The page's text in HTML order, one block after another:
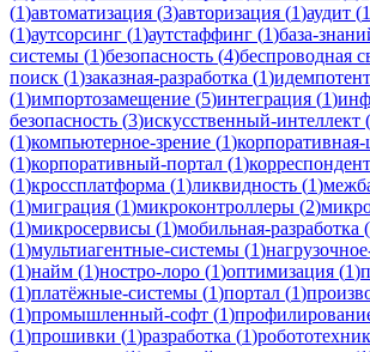
(1)автоматизация (3)авторизация (1)аудит (1
(1)аутсорсинг (1)аутстаффинг (1)база-
системы (1)безопасность (4)беспроводная
поиск (1)заказная-разработка (1)
(1)импортозамещение (5)интеграция (1)
безопасность (3)искусственный-интеллект (
(1)компьютерное-зрение (1)
(1)корпоративный-портал (1)
(1)кроссплатформа (1)ликвидность (1)
(1)миграция (1)микроконтроллеры (2)
(1)микросервисы (1)мобильная-разработка (
(1)мультиагентные-системы (1)
(1)найм (1)ностро-лоро (1)оптимизация (1)
(1)платёжные-системы (1)портал (1)
(1)промышленный-софт (1)
(1)прошивки (1)разработка (1)